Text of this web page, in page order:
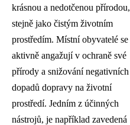
krásnou a nedotčenou přírodou,
stejně jako čistým životním
prostředím. Místní obyvatelé se
aktivně angažují v ochraně své
přírody a snižování negativních
dopadů dopravy na životní
prostředí. Jedním z účinných
nástrojů, je například zavedená